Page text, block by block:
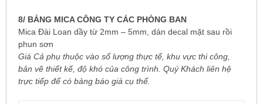
8/ BẢNG MICA CÔNG TY CÁC PHÒNG BAN
Mica Đài Loan dầy từ 2mm – 5mm, dán decal mặt sau rồi
phun sơn
Giá Cả phụ thuộc vào số lượng thực tế, khu vực thi công,
bản vẽ thiết kế, độ khó của công trình. Quý Khách liên hệ
trực tiếp để có bảng báo giá cụ thể.